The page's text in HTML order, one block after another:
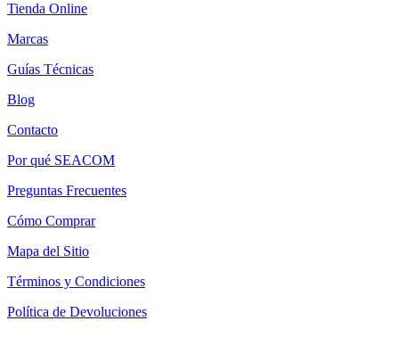
Tienda Online
Marcas
Guías Técnicas
Blog
Contacto
Por qué SEACOM
Preguntas Frecuentes
Cómo Comprar
Mapa del Sitio
Términos y Condiciones
Política de Devoluciones